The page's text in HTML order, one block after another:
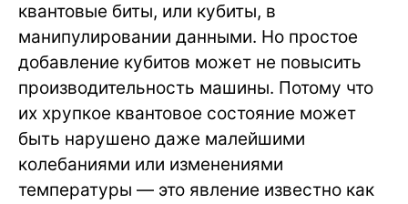
квантовые биты, или кубиты, в
манипулировании данными. Но простое
добавление кубитов может не повысить
производительность машины. Потому что
их хрупкое квантовое состояние может
быть нарушено даже малейшими
колебаниями или изменениями
температуры — это явление известно как